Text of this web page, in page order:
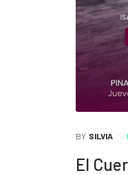
BY SILVIA
El